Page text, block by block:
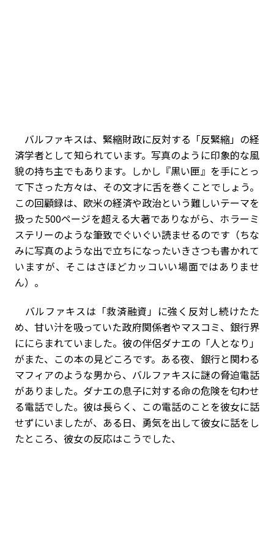
バルファキスは、緊縮財政に反対する「反緊縮」の経
済学者として知られています。写真のように印象的な風
貌の持ち主でもあります。しかし『黒い匣』を手にとっ
て下さった方々は、その文才に舌を巻くことでしょう。
この回顧録は、欧米の経済や政治という難しいテーマを
扱った500ページを超える大著でありながら、ホラーミ
ステリーのような筆致でぐいぐい読ませるのです（ちな
みに写真のような出で立ちになったいきさつも書かれて
いますが、そこはさほどカッコいい場面ではありませ
ん）。
バルファキスは「救済融資」に強く反対し続けたた
め、甘い汁を吸っていた政府関係者やマスコミ、銀行界
ににらまれていました。彼の伴侶ダナエの「人となり」
がまた、この本の見どころです。ある夜、銀行と関わる
マフィアのような男から、バルファキスに謎の脅迫電話
がありました。ダナエの息子に対する命の危険を匂わせ
る電話でした。彼は長らく、この電話のことを彼女に話
せずにいましたが、ある日、勇気を出して彼女に話をし
たところ、彼女の反応はこうでした、